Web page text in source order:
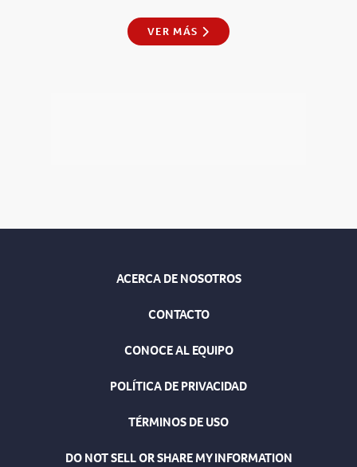
VER MÁS
ACERCA DE NOSOTROS
CONTACTO
CONOCE AL EQUIPO
POLÍTICA DE PRIVACIDAD
TÉRMINOS DE USO
DO NOT SELL OR SHARE MY INFORMATION